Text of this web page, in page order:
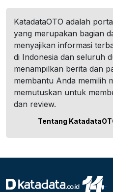
KatadataOTO adalah
yang merupakan bagian
menyajikan informasi
di Indonesia dan seluruh
menampilkan berita dan
membantu Anda memilih
memutuskan untuk
dan review.
Tentang